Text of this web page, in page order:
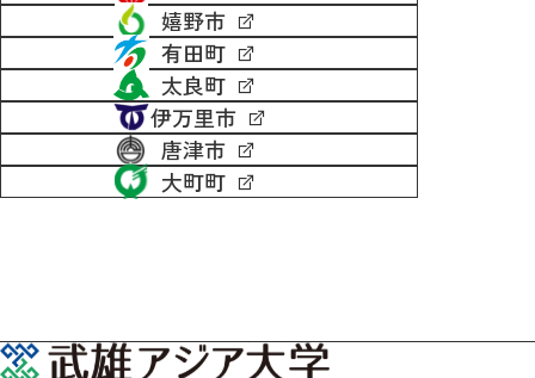
嬉野市
有田町
太良町
伊万里市
唐津市
大町町